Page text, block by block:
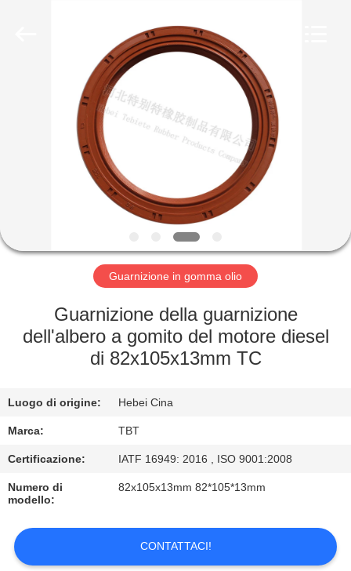
PRODOTTI
GIRO
FABBRICA
CONTROLLO
QUALITÀ
CONTATTICI
NOTIZIE
CASI
Guarnizione in gomma olio
Guarnizione della guarnizione
dell'albero a gomito del motore diesel
di 82x105x13mm TC
Luogo di origine: Hebei Cina
Marca: TBT
Certificazione: IATF 16949: 2016 , ISO 9001:2008
Numero di
modello:
82x105x13mm 82*105*13mm
CONTATTACI!